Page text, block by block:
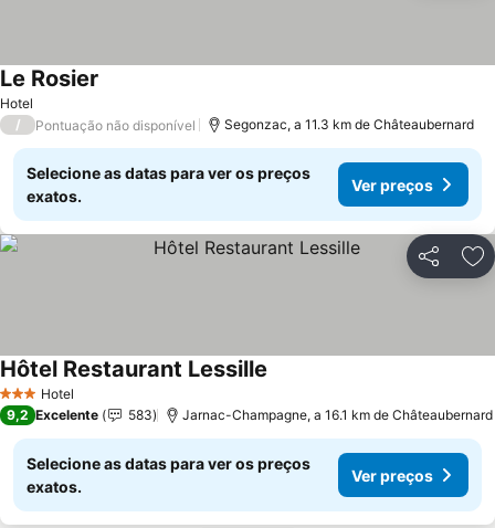
Hotel
Le Rosier
/ Pontuação não disponível Segonzac, a 11.3 km de Châteaubernard
Selecione as datas para ver os preços
exatos.
Ver preços
Partilhar
3 EstrelasHotel
Hôtel Restaurant Lessille
9,2 Excelente 583 Jarnac-Champagne, a 16.1 km de Châteaubernard
Selecione as datas para ver os preços
exatos.
Ver preços